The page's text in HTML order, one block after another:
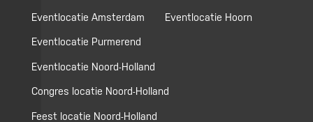
Eventlocatie Amsterdam Eventlocatie Hoorn
Eventlocatie Purmerend
Eventlocatie Noord-Holland
Congres locatie Noord-Holland
Feest locatie Noord-Holland